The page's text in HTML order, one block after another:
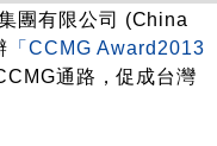
團有限公司 (China
「CCMG Award2013
通路，促成台灣